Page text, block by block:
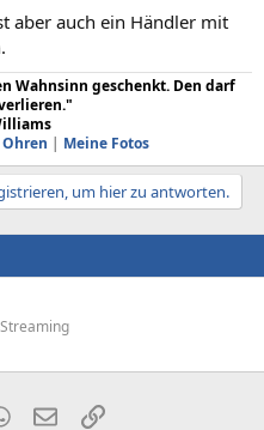
aber auch ein Händler mit
Wahnsinn geschenkt. Den darf
| Meine Fotos
um hier zu antworten.
WhatsApp
E-MailLink